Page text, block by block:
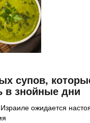
супов,
в знойные дни
ожидается